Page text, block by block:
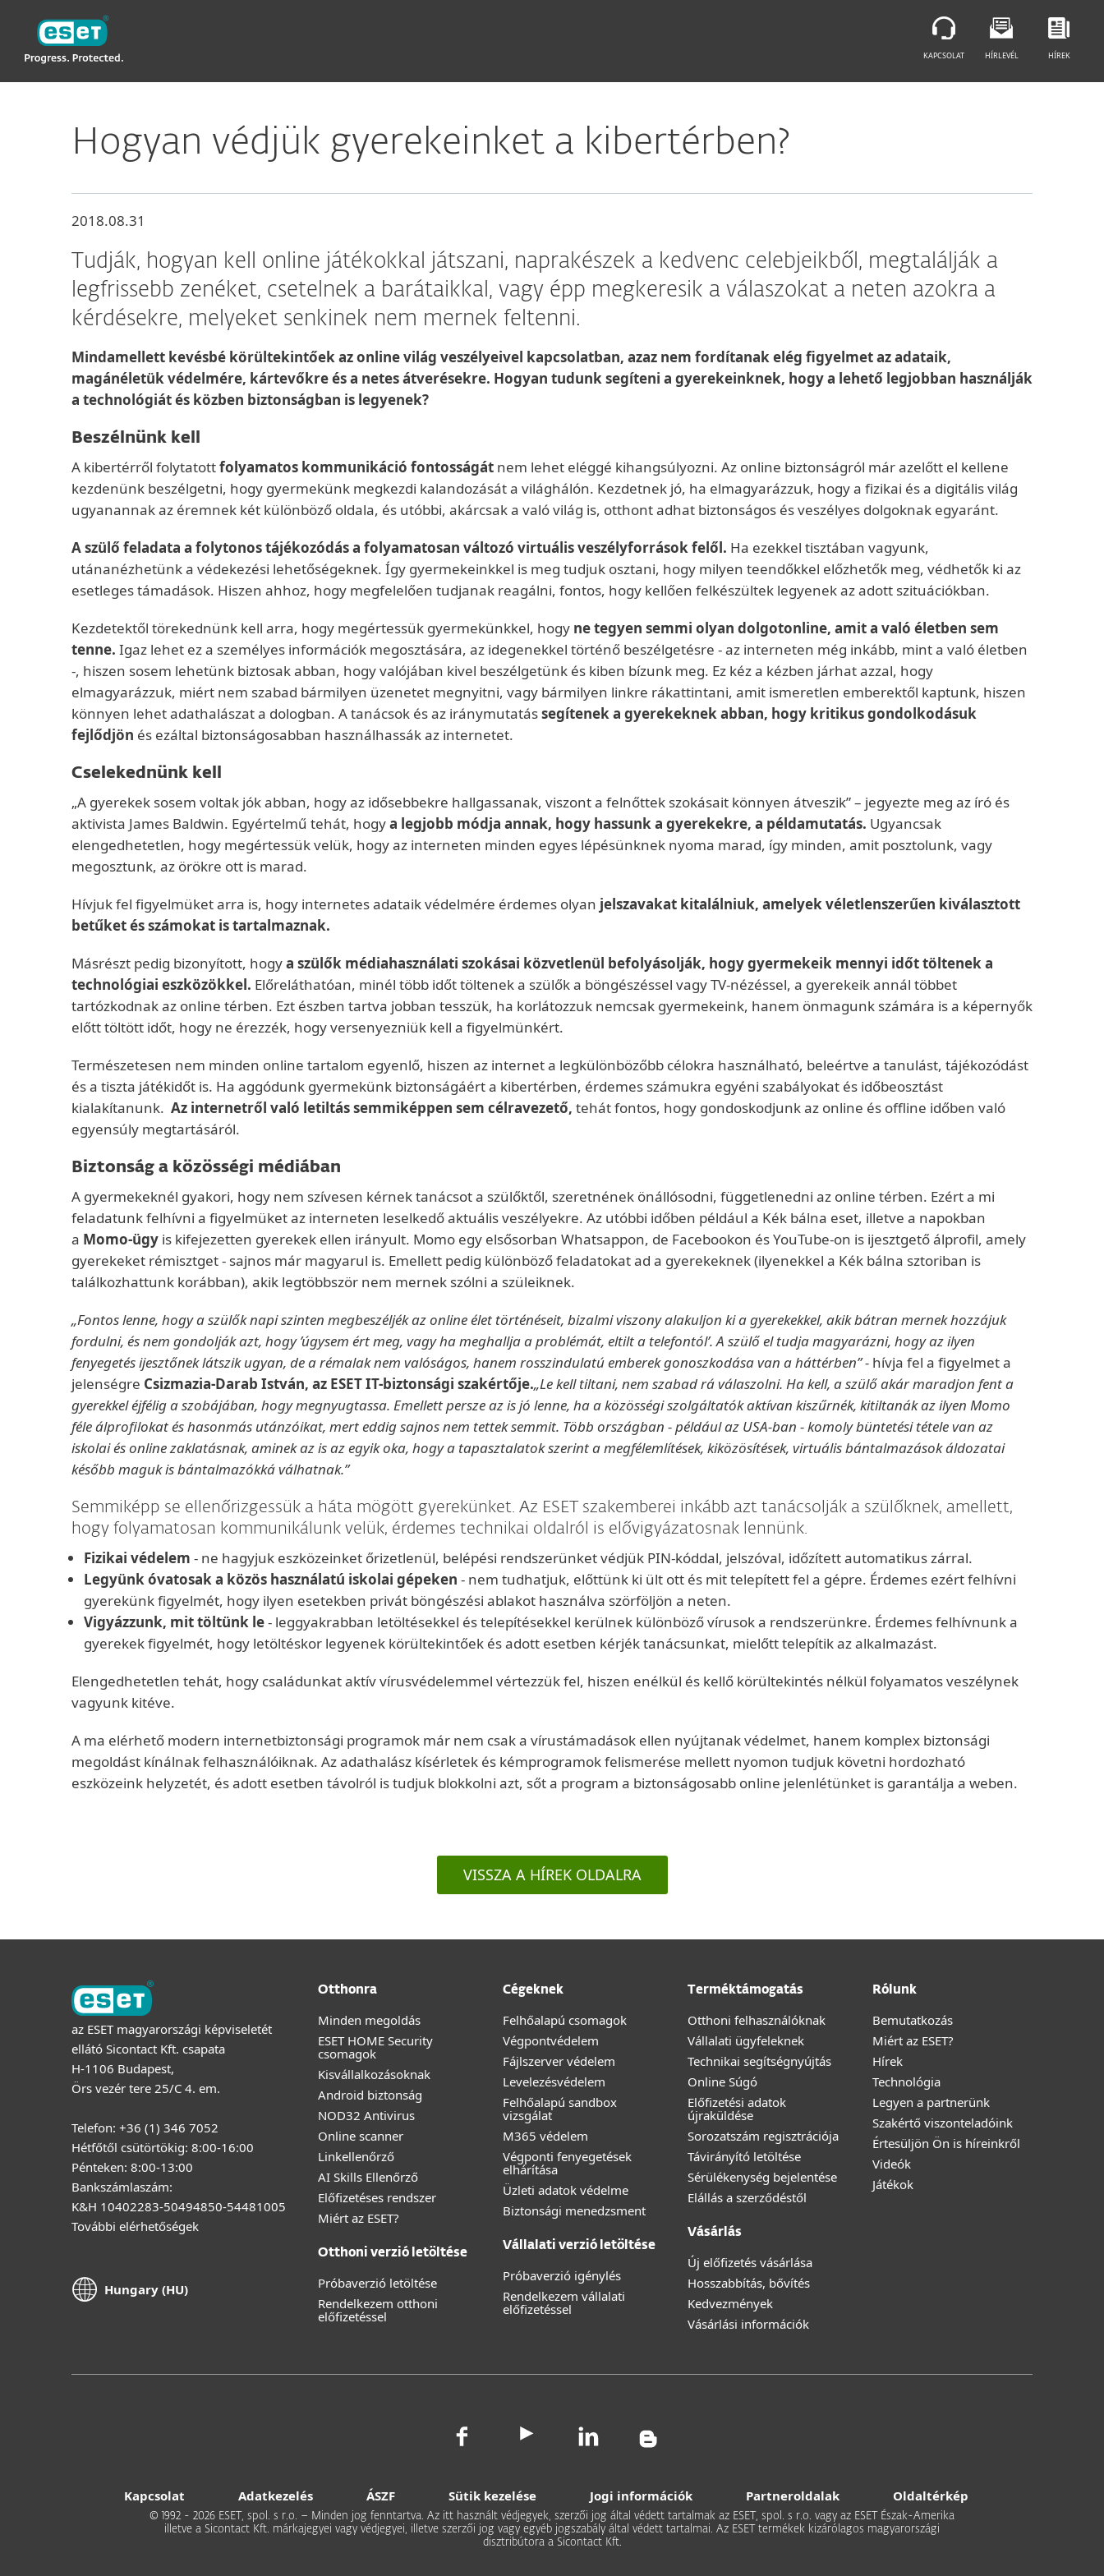
Hogyan védjük gyerekeinket a kibertérben?
2018.08.31
Tudják, hogyan kell online játékokkal játszani, naprakészek a kedvenc celebjeikből, megtalálják a
legfrissebb zenéket, csetelnek a barátaikkal, vagy épp megkeresik a válaszokat a neten azokra a
kérdésekre, melyeket senkinek nem mernek feltenni.
Mindamellett kevésbé körültekintőek az online világ veszélyeivel kapcsolatban, azaz nem fordítanak elég figyelmet az adataik,
magánéletük védelmére, kártevőkre és a netes átverésekre. Hogyan tudunk segíteni a gyerekeinknek, hogy a lehető legjobban használják
a technológiát és közben biztonságban is legyenek?
Beszélnünk kell
A kibertérről folytatottfolyamatos kommunikáció fontosságát nem lehet eléggé kihangsúlyozni. Az online biztonságról már azelőtt el kellene
kezdenünk beszélgetni, hogy gyermekünk megkezdi kalandozását a világhálón. Kezdetnek jó, ha elmagyarázzuk, hogy a fizikai és a digitális világ
ugyanannak az éremnek két különböző oldala, és utóbbi, akárcsak a való világ is, otthont adhat biztonságos és veszélyes dolgoknak egyaránt.
A szülő feladata a folytonos tájékozódás a folyamatosan változó virtuális veszélyforrások felől. Ha ezekkel tisztában vagyunk,
utánanézhetünk a védekezési lehetőségeknek. Így gyermekeinkkel is meg tudjuk osztani, hogy milyen teendőkkel előzhetők meg, védhetők ki az
esetleges támadások. Hiszen ahhoz, hogy megfelelően tudjanak reagálni, fontos, hogy kellően felkészültek legyenek az adott szituációkban.
Kezdetektől törekednünk kell arra, hogy megértessük gyermekünkkel, hogy ne tegyen semmi olyan dolgotonline, amit a való életben sem
tenne. Igaz lehet ez a személyes információk megosztására, az idegenekkel történő beszélgetésre - az interneten még inkább, mint a való életben
-, hiszen sosem lehetünk biztosak abban, hogy valójában kivel beszélgetünk és kiben bízunk meg. Ez kéz a kézben járhat azzal, hogy
elmagyarázzuk, miért nem szabad bármilyen üzenetet megnyitni, vagy bármilyen linkre rákattintani, amit ismeretlen emberektől kaptunk, hiszen
könnyen lehet adathalászat a dologban. A tanácsok és az iránymutatássegítenek a gyerekeknek abban, hogy kritikus gondolkodásuk
fejlődjön és ezáltal biztonságosabban használhassák az internetet.
Cselekednünk kell
„A gyerekek sosem voltak jók abban, hogy az idősebbekre hallgassanak, viszont a felnőttek szokásait könnyen átveszik” – jegyezte meg az író és
aktivista James Baldwin. Egyértelmű tehát, hogya legjobb módja annak, hogy hassunk a gyerekekre, a példamutatás. Ugyancsak
elengedhetetlen, hogy megértessük velük, hogy az interneten minden egyes lépésünknek nyoma marad, így minden, amit posztolunk, vagy
megosztunk, az örökre ott is marad.
Hívjuk fel figyelmüket arra is, hogy internetes adataik védelmére érdemes olyan jelszavakat kitalálniuk, amelyek véletlenszerűen kiválasztott
betűket és számokat is tartalmaznak.
Másrészt pedig bizonyított, hogya szülők médiahasználati szokásai közvetlenül befolyásolják, hogy gyermekeik mennyi időt töltenek a
technológiai eszközökkel. Előreláthatóan, minél több időt töltenek a szülők a böngészéssel vagy TV-nézéssel, a gyerekeik annál többet
tartózkodnak az online térben. Ezt észben tartva jobban tesszük, ha korlátozzuk nemcsak gyermekeink, hanem önmagunk számára is a képernyők
előtt töltött időt, hogy ne érezzék, hogy versenyezniük kell a figyelmünkért.
Természetesen nem minden online tartalom egyenlő, hiszen az internet a legkülönbözőbb célokra használható, beleértve a tanulást, tájékozódást
és a tiszta játékidőt is. Ha aggódunk gyermekünk biztonságáért a kibertérben, érdemes számukra egyéni szabályokat és időbeosztást
kialakítanunk. Az internetről való letiltás semmiképpen sem célravezető, tehát fontos, hogy gondoskodjunk az online és offline időben való
egyensúly megtartásáról.
Biztonság a közösségi médiában
A gyermekeknél gyakori, hogy nem szívesen kérnek tanácsot a szülőktől, szeretnének önállósodni, függetlenedni az online térben. Ezért a mi
feladatunk felhívni a figyelmüket az interneten leselkedő aktuális veszélyekre. Az utóbbi időben például a Kék bálna eset, illetve a napokban
a Momo-ügy is kifejezetten gyerekek ellen irányult. Momo egy elsősorban Whatsappon, de Facebookon és YouTube-on is ijesztgető álprofil, amely
gyerekeket rémisztget - sajnos már magyarul is. Emellett pedig különböző feladatokat ad a gyerekeknek (ilyenekkel a Kék bálna sztoriban is
találkozhattunk korábban), akik legtöbbször nem mernek szólni a szüleiknek.
„Fontos lenne, hogy a szülők napi szinten megbeszéljék az online élet történéseit, bizalmi viszony alakuljon ki a gyerekekkel, akik bátran mernek hozzájuk
fordulni, és nem gondolják azt, hogy ’úgysem ért meg, vagy ha meghallja a problémát, eltilt a telefontól’. A szülő el tudja magyarázni, hogy az ilyen
fenyegetés ijesztőnek látszik ugyan, de a rémalak nem valóságos, hanem rosszindulatú emberek gonoszkodása van a háttérben” - hívja fel a figyelmet a
jelenségre Csizmazia-Darab István, az ESET IT-biztonsági szakértője.„Le kell tiltani, nem szabad rá válaszolni. Ha kell, a szülő akár maradjon fent a
gyerekkel éjfélig a szobájában, hogy megnyugtassa. Emellett persze az is jó lenne, ha a közösségi szolgáltatók aktívan kiszűrnék, kitiltanák az ilyen Momo
féle álprofilokat és hasonmás utánzóikat, mert eddig sajnos nem tettek semmit. Több országban - például az USA-ban - komoly büntetési tétele van az
iskolai és online zaklatásnak, aminek az is az egyik oka, hogy a tapasztalatok szerint a megfélemlítések, kiközösítések, virtuális bántalmazások áldozatai
később maguk is bántalmazókká válhatnak.”
Semmiképp se ellenőrizgessük a háta mögött gyerekünket. Az ESET szakemberei inkább azt tanácsolják a szülőknek, amellett,
hogy folyamatosan kommunikálunk velük, érdemes technikai oldalról is elővigyázatosnak lennünk.
Fizikai védelem - ne hagyjuk eszközeinket őrizetlenül, belépési rendszerünket védjük PIN-kóddal, jelszóval, időzített automatikus zárral.
Legyünk óvatosak a közös használatú iskolai gépeken - nem tudhatjuk, előttünk ki ült ott és mit telepített fel a gépre. Érdemes ezért felhívni
gyerekünk figyelmét, hogy ilyen esetekben privát böngészési ablakot használva szörföljön a neten.
Vigyázzunk, mit töltünk le- leggyakrabban letöltésekkel és telepítésekkel kerülnek különböző vírusok a rendszerünkre. Érdemes felhívnunk a
gyerekek figyelmét, hogy letöltéskor legyenek körültekintőek és adott esetben kérjék tanácsunkat, mielőtt telepítik az alkalmazást.
Elengedhetetlen tehát, hogy családunkat aktív vírusvédelemmel vértezzük fel, hiszen enélkül és kellő körültekintés nélkül folyamatos veszélynek
vagyunk kitéve.
A ma elérhető modern internetbiztonsági programok már nem csak a vírustámadások ellen nyújtanak védelmet, hanem komplex biztonsági
megoldást kínálnak felhasználóiknak. Az adathalász kísérletek és kémprogramok felismerése mellett nyomon tudjuk követni hordozható
eszközeink helyzetét, és adott esetben távolról is tudjuk blokkolni azt, sőt a program a biztonságosabb online jelenlétünket is garantálja a weben.
VISSZA A HÍREK OLDALRA
ESET
KAPCSOLAT HÍRLEVÉL HÍREK
az ESET magyarországi képviseletét
ellátó Sicontact Kft. csapata
H-1106 Budapest,
Örs vezér tere 25/C 4. em.
Telefon: +36 (1) 346 7052
Hétfőtől csütörtökig: 8:00-16:00
Pénteken: 8:00-13:00
Bankszámlaszám:
K&H 10402283-50494850-54481005
További elérhetőségek
Hungary (HU)
Otthonra
Minden megoldás
ESET HOME Security
csomagok
Kisvállalkozásoknak
Android biztonság
NOD32 Antivirus
Online scanner
Linkellenőrző
AI Skills Ellenőrző
Előfizetéses rendszer
Miért az ESET?
Otthoni verzió letöltése
Próbaverzió letöltése
Rendelkezem otthoni
előfizetéssel
Cégeknek
Felhőalapú csomagok
Végpontvédelem
Fájlszerver védelem
Levelezésvédelem
Felhőalapú sandbox
vizsgálat
M365 védelem
Végponti fenyegetések
elhárítása
Üzleti adatok védelme
Biztonsági menedzsment
Vállalati verzió letöltése
Próbaverzió igénylés
Rendelkezem vállalati
előfizetéssel
Terméktámogatás
Otthoni felhasználóknak
Vállalati ügyfeleknek
Technikai segítségnyújtás
Online Súgó
Előfizetési adatok
újraküldése
Sorozatszám regisztrációja
Távirányító letöltése
Sérülékenység bejelentése
Elállás a szerződéstől
Vásárlás
Új előfizetés vásárlása
Hosszabbítás, bővítés
Kedvezmények
Vásárlási információk
Rólunk
Bemutatkozás
Miért az ESET?
Hírek
Technológia
Legyen a partnerünk
Szakértő viszonteladóink
Értesüljön Ön is híreinkről
Videók
Játékok
Kapcsolat Adatkezelés ÁSZF Sütik kezelése Jogi információk Partneroldalak Oldaltérkép
© 1992 - 2026 ESET, spol. s r.o. – Minden jog fenntartva. Az itt használt védjegyek, szerzői jog által védett tartalmak az ESET, spol. s r.o. vagy az ESET Észak-Amerika
illetve a Sicontact Kft. márkajegyei vagy védjegyei, illetve szerzői jog vagy egyéb jogszabály által védett tartalmai. Az ESET termékek kizárólagos magyarországi
disztribútora a Sicontact Kft.